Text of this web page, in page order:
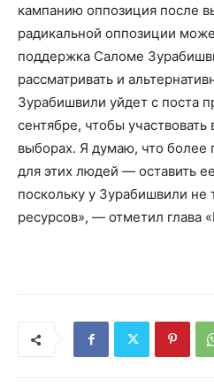
кампанию оппозиция после
радикальной оппозиции
поддержка Саломе
рассматривать и
Зурабишвили уйдет с поста
сентябре, чтобы участвовать
выборах. Я думаю, что более
для этих людей — оставить
поскольку у Зурабишвили не
ресурсов», — отметил глава